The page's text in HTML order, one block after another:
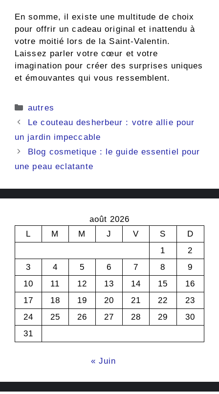
En somme, il existe une multitude de choix
pour offrir un cadeau original et inattendu à
votre moitié lors de la Saint-Valentin.
Laissez parler votre cœur et votre
imagination pour créer des surprises uniques
et émouvantes qui vous ressemblent.
Catégories
autres
Le couteau desherbeur : votre allie pour
un jardin impeccable
Blog cosmetique : le guide essentiel pour
une peau eclatante
août 2026
L
M M J V S
D
1
2
3
4 5 6 7 8
9
10
11 12 13 14 15
16
17
18 19 20 21 22
23
24
25 26 27 28 29
30
31
« Juin